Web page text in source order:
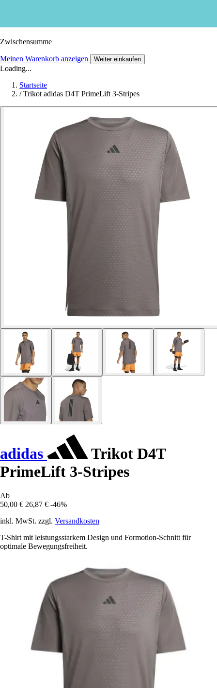
Zwischensumme
Meinen Warenkorb anzeigen Weiter einkaufen
Loading...
Startseite
/ Trikot adidas D4T PrimeLift 3-Stripes
adidas
Trikot D4T
PrimeLift 3-Stripes
Ab
50,00 € 26,87 € -46%
inkl. MwSt. zzgl. Versandkosten
T-Shirt mit leistungsstarkem Design und Formotion-Schnitt für
optimale Bewegungsfreiheit.